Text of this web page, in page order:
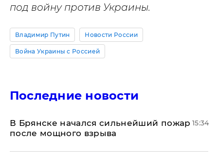
под войну против Украины.
Владимир Путин Новости России
Война Украины с Россией
Последние новости
В Брянске начался сильнейший пожар
после мощного взрыва
15:34